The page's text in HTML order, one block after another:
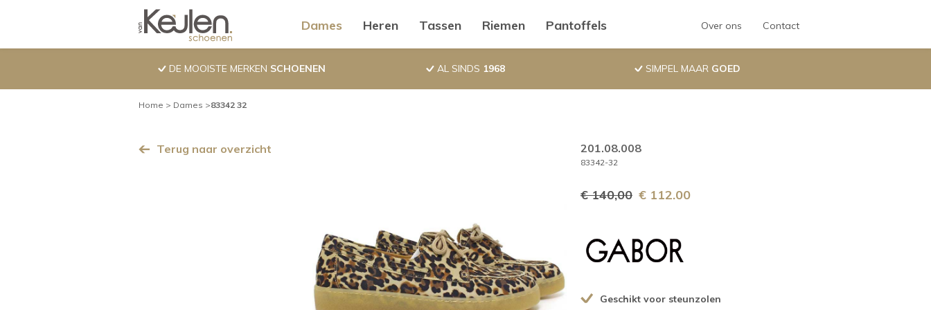
gaan
Dames Heren Tassen Riemen Pantoffels Hoofdnavigatie
Over ons Contact
DE MOOISTE MERKEN SCHOENEN AL SINDS 1968 SIMPEL MAAR GOED
Kruimelpad
Home Dames 83342 32
Terug naar overzicht 201.08.008
83342-32
€ 140,00 € 112.00
Geschikt voor steunzolen